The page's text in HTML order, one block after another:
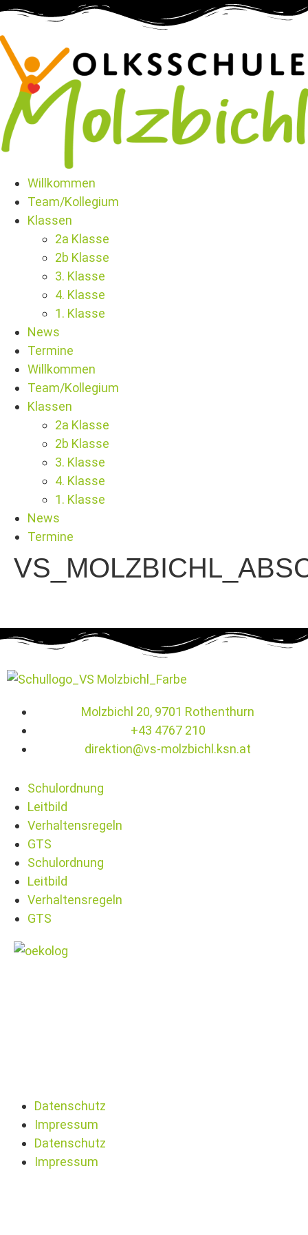
Willkommen
Team/Kollegium
Klassen
2a Klasse
2b Klasse
3. Klasse
4. Klasse
1. Klasse
News
Termine
Willkommen
Team/Kollegium
Klassen
2a Klasse
2b Klasse
3. Klasse
4. Klasse
1. Klasse
News
Termine
Molzbichl 20, 9701 Rothenthurn
+43 4767 210
direktion@vs-molzbichl.ksn.at
Schulordnung
Leitbild
Verhaltensregeln
GTS
Schulordnung
Leitbild
Verhaltensregeln
GTS
Datenschutz
Impressum
Datenschutz
Impressum